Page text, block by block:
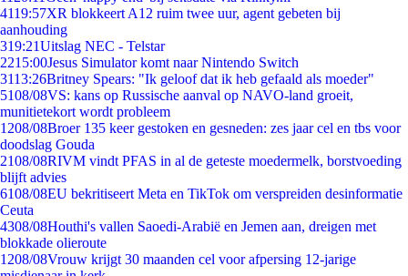
4119:57XR blokkeert A12 ruim twee uur, agent gebeten bij
aanhouding
319:21Uitslag NEC - Telstar
2215:00Jesus Simulator komt naar Nintendo Switch
3113:26Britney Spears: "Ik geloof dat ik heb gefaald als moeder"
5108/08VS: kans op Russische aanval op NAVO-land groeit,
munitietekort wordt probleem
1208/08Broer 135 keer gestoken en gesneden: zes jaar cel en tbs voor
doodslag Gouda
2108/08RIVM vindt PFAS in al de geteste moedermelk, borstvoeding
blijft advies
6108/08EU bekritiseert Meta en TikTok om verspreiden desinformatie
Ceuta
4308/08Houthi's vallen Saoedi-Arabië en Jemen aan, dreigen met
blokkade olieroute
1208/08Vrouw krijgt 30 maanden cel voor afpersing 12-jarige